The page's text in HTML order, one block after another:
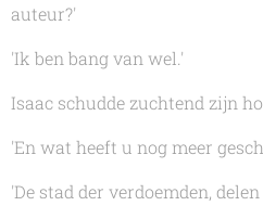
auteur?'
'Ik ben bang van wel.'
Isaac schudde zuchtend zijn
'En wat heeft u nog meer
'De stad der verdoemden,